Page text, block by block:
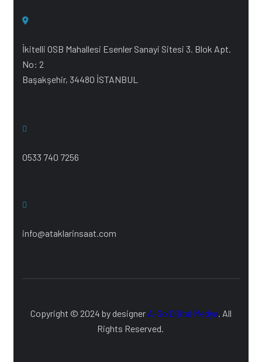
İkitelli OSB Mahallesi Esenler Sanayi Sitesi 3. Blok Apt.
No: 2
Başakşehir, 34480 İSTANBUL
0533 740 7256
info@ataklarinsaat.com
Copyright © 2024 by designer A-Go Dijital Medya. All
Rights Reserved.